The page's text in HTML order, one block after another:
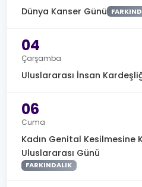
Dünya Kanser Günü
04
Çarşamba
Uluslararası İnsan
06
Cuma
Kadın Genital Kesilmesine
Uluslararası Günü
FARKINDALIK